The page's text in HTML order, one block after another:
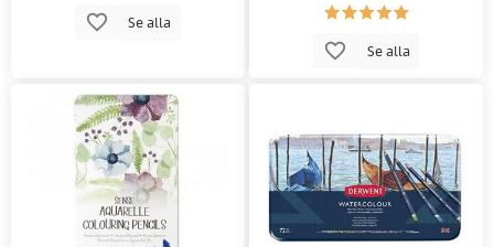
Se alla
Se alla